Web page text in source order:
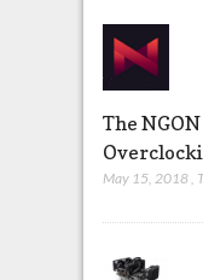
The
May 15, 2018